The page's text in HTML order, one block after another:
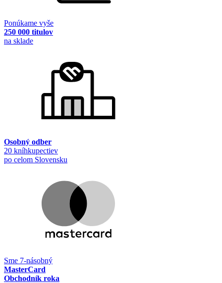
Ponúkame vyše
250 000 titulov
na sklade
Osobný odber
20 kníhkupectiev
po celom Slovensku
Sme 7-násobný
MasterCard
Obchodník roka